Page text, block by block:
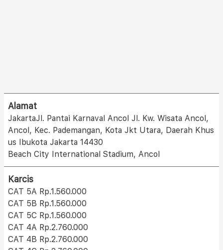
Alamat
JakartaJl. Pantai Karnaval Ancol Jl. Kw. Wisata Ancol,
Ancol, Kec. Pademangan, Kota Jkt Utara, Daerah Khus
us Ibukota Jakarta 14430
Beach City International Stadium, Ancol
Karcis
CAT 5A Rp.1.560.000
CAT 5B Rp.1.560.000
CAT 5C Rp.1.560.000
CAT 4A Rp.2.760.000
CAT 4B Rp.2.760.000